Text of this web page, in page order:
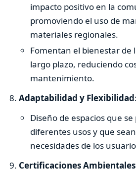
impacto positivo en la
promoviendo el uso de
materiales regionales.
Fomentan el bienestar de
largo plazo, reduciendo
mantenimiento.
Adaptabilidad y Flexibilidad:
Diseño de espacios que
diferentes usos y que
necesidades de los
Certificaciones Ambientales